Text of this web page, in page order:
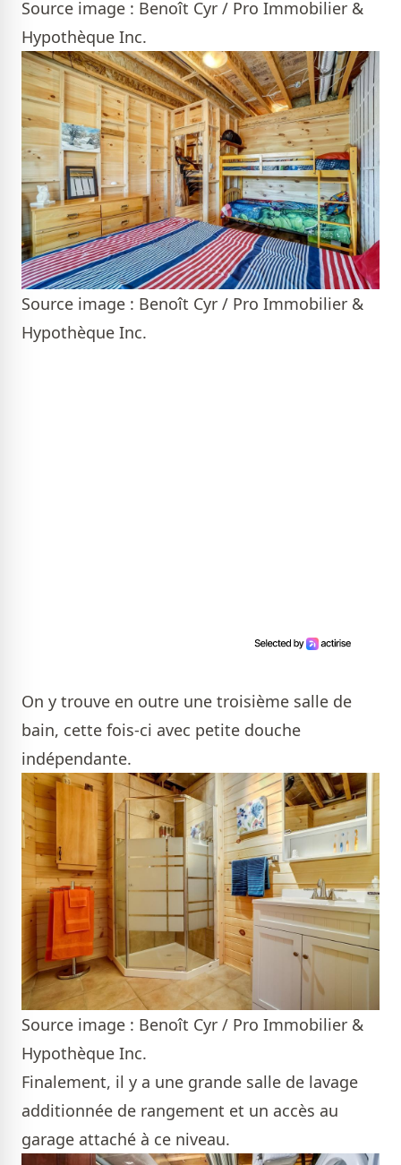
Source image : Benoît Cyr / Pro Immobilier &
Hypothèque Inc.
Source image : Benoît Cyr / Pro Immobilier &
Hypothèque Inc.
On y trouve en outre une troisième salle de
bain, cette fois-ci avec petite douche
indépendante.
Source image : Benoît Cyr / Pro Immobilier &
Hypothèque Inc.
Finalement, il y a une grande salle de lavage
additionnée de rangement et un accès au
garage attaché à ce niveau.